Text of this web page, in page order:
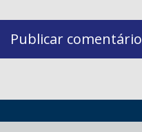
Publicar comentário